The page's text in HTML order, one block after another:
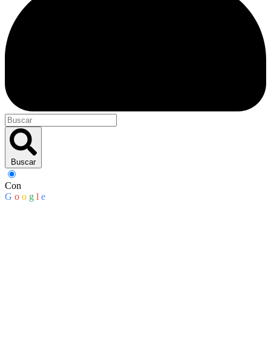
Buscar
Con
G o o g l e